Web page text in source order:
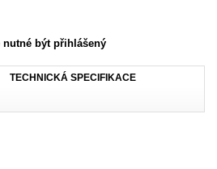
být přihlášený
TECHNICKÁ SPECIFIKACE